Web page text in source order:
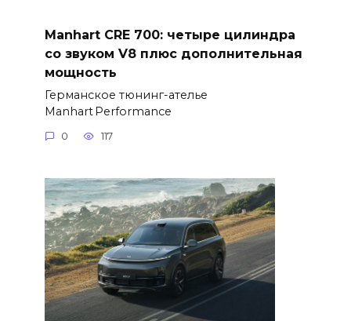
Manhart CRE 700: четыре цилиндра
со звуком V8 плюс дополнительная
мощность
Германское тюнинг-ателье
Manhart Performance
0 117